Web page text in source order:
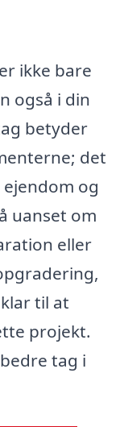
ikke bare
også i din
betyder
det
og
uanset om
eller
til at
projekt.
tag i